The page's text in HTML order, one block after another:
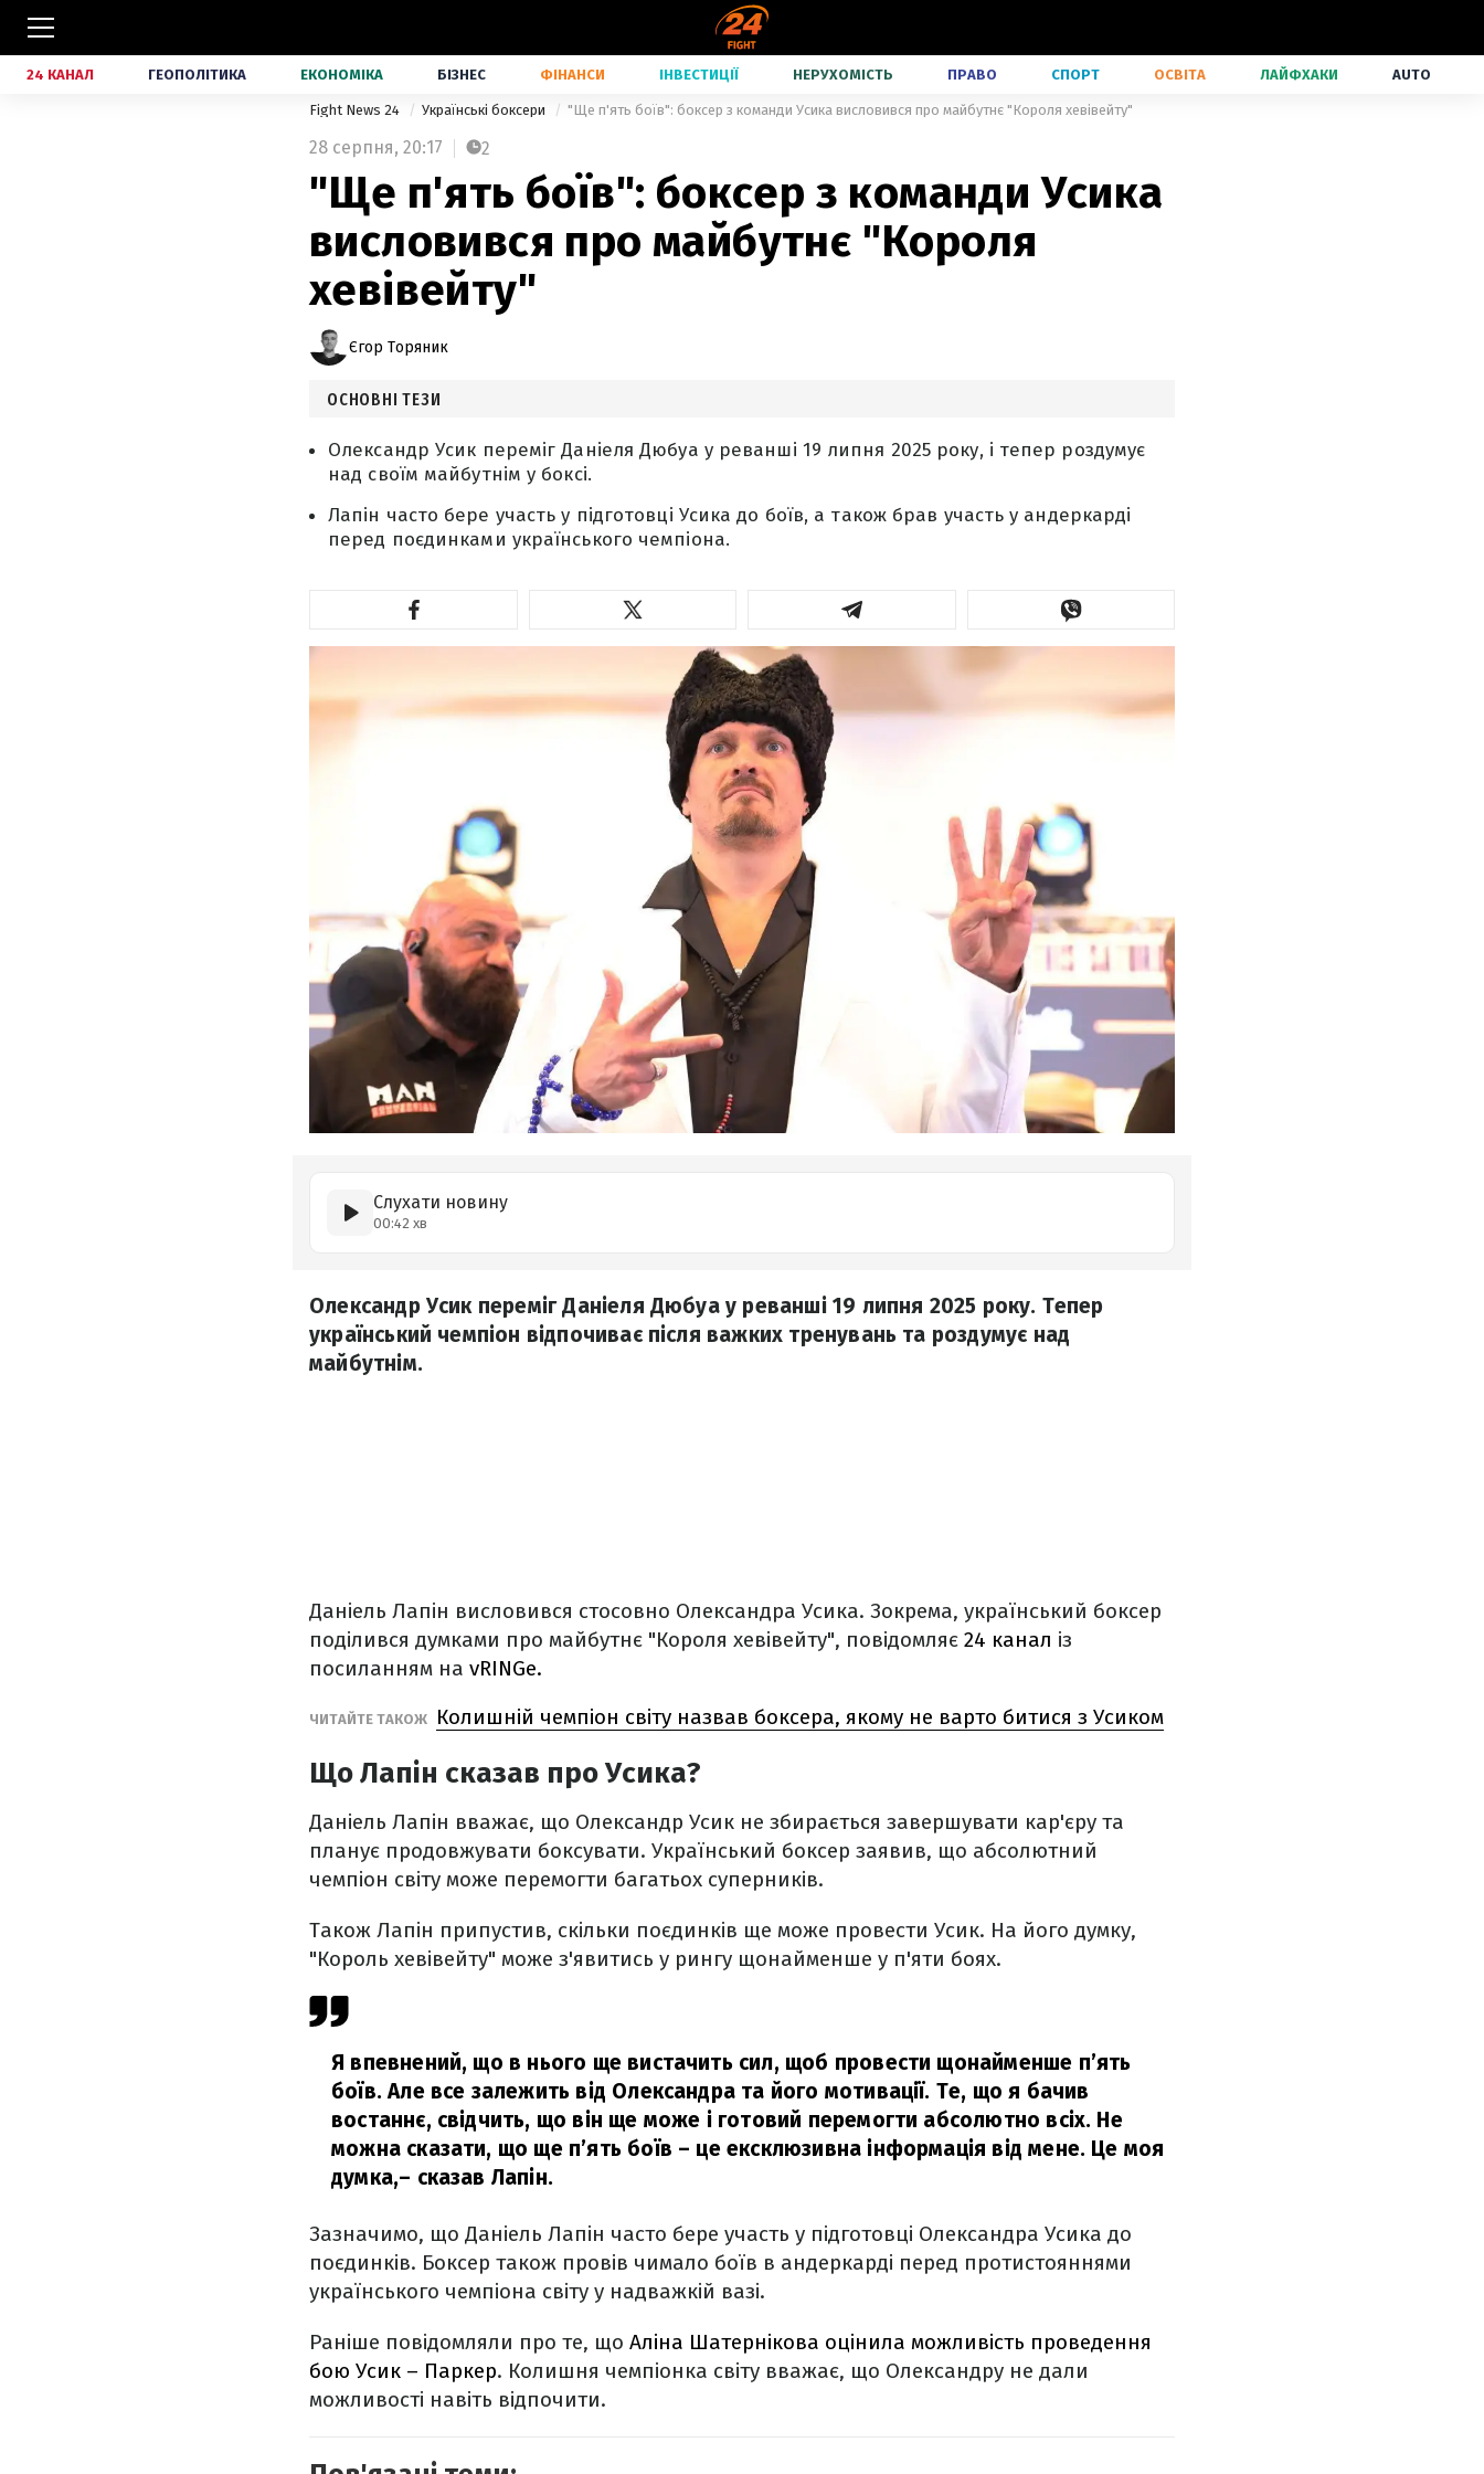
24 КАНАЛ ГЕОПОЛІТИКА ЕКОНОМІКА БІЗНЕС ФІНАНСИ ІНВЕСТИЦІЇ НЕРУХОМІСТЬ ПРАВО СПОРТ ОСВІТА ЛАЙФХАКИ AUTO
Fight News 24 Українські боксери "Ще п'ять боїв": боксер з команди Усика висловився про майбутнє "Короля хевівейту"
28 серпня, 20:17 2
"Ще п'ять боїв": боксер з команди Усика
висловився про майбутнє "Короля
хевівейту"
Єгор Торяник
ОСНОВНІ ТЕЗИ
Олександр Усик переміг Даніеля Дюбуа у реванші 19 липня 2025 року, і тепер роздумує
над своїм майбутнім у боксі.
Лапін часто бере участь у підготовці Усика до боїв, а також брав участь у андеркарді
перед поєдинками українського чемпіона.
Слухати новину
00:42 хв
Олександр Усик переміг Даніеля Дюбуа у реванші 19 липня 2025 року. Тепер
український чемпіон відпочиває після важких тренувань та роздумує над
майбутнім.
Даніель Лапін висловився стосовно Олександра Усика. Зокрема, український боксер
поділився думками про майбутнє "Короля хевівейту", повідомляє 24 канал із
посиланням на vRINGe.
ЧИТАЙТЕ ТАКОЖ Колишній чемпіон світу назвав боксера, якому не варто битися з Усиком
Що Лапін сказав про Усика?
Даніель Лапін вважає, що Олександр Усик не збирається завершувати кар'єру та
планує продовжувати боксувати. Український боксер заявив, що абсолютний
чемпіон світу може перемогти багатьох суперників.
Також Лапін припустив, скільки поєдинків ще може провести Усик. На його думку,
"Король хевівейту" може з'явитись у рингу щонайменше у п'яти боях.
Я впевнений, що в нього ще вистачить сил, щоб провести щонайменше п’ять
боїв. Але все залежить від Олександра та його мотивації. Те, що я бачив
востаннє, свідчить, що він ще може і готовий перемогти абсолютно всіх. Не
можна сказати, що ще п’ять боїв – це ексклюзивна інформація від мене. Це моя
думка,– сказав Лапін.
Зазначимо, що Даніель Лапін часто бере участь у підготовці Олександра Усика до
поєдинків. Боксер також провів чимало боїв в андеркарді перед протистояннями
українського чемпіона світу у надважкій вазі.
Раніше повідомляли про те, що Аліна Шатернікова оцінила можливість проведення
бою Усик – Паркер. Колишня чемпіонка світу вважає, що Олександру не дали
можливості навіть відпочити.